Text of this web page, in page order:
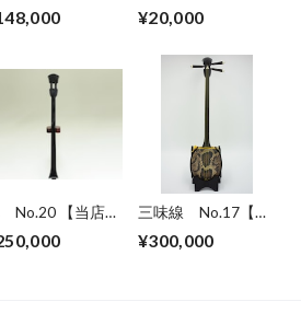
線
（17～18㎝）
¥20,000
No.20 【当店お
八重山黒木】
三味線 No.17【最
型 奄美三味線
¥300,000